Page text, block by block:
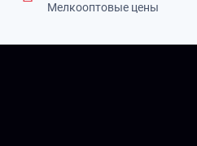
Мелкооптовые цены